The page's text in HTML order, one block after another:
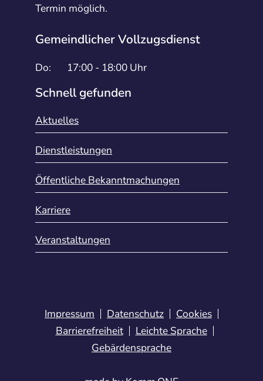
Termin möglich.
Gemeindlicher Vollzugsdienst
Do: 17:00 - 18:00 Uhr
Schnell gefunden
Aktuelles
Dienstleistungen
Öffentliche Bekanntmachungen
Karriere
Veranstaltungen
Impressum Datenschutz
Cookies
Barrierefreiheit
Leichte Sprache
Gebärdensprache